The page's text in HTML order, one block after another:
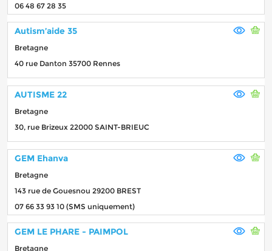
06 48 67 28 35
Autism’aide 35
Bretagne
40 rue Danton 35700 Rennes
AUTISME 22
Bretagne
30, rue Brizeux 22000 SAINT-BRIEUC
GEM Ehanva
Bretagne
143 rue de Gouesnou 29200 BREST
07 66 33 93 10 (SMS uniquement)
GEM LE PHARE - PAIMPOL
Bretagne